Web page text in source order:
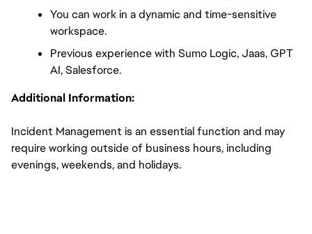
You can work in a dynamic and time-sensitive
workspace.
Previous experience with Sumo Logic, Jaas, GPT
AI, Salesforce.
Additional Information:
Incident Management is an essential function and may
require working outside of business hours, including
evenings, weekends, and holidays.